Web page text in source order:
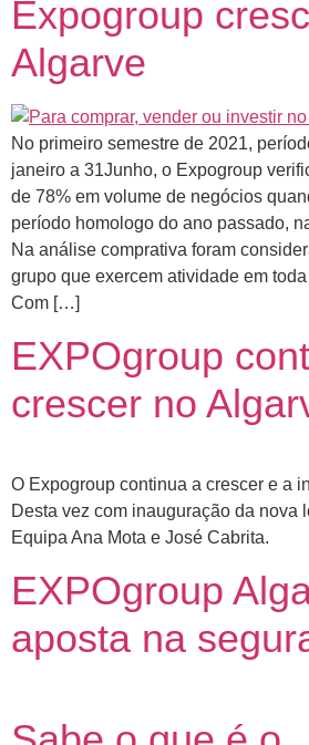
Expogroup
Algarve
No primeiro semestre de 2021,
janeiro a 31Junho, o Expogroup
de 78% em volume de negócios
período homologo do ano passado,
Na análise comprativa foram
grupo que exercem atividade em
Com […]
EXPOgroup
crescer no
O Expogroup continua a crescer e a
Desta vez com inauguração da nova
Equipa Ana Mota e José Cabrita.
EXPOgroup
aposta na